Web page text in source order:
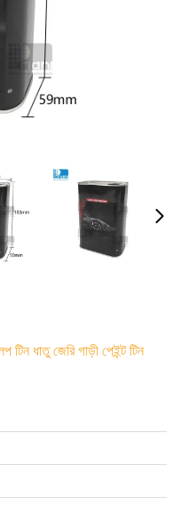
টিন ধাতু জেরি গাড়ী পেইন্ট টিন